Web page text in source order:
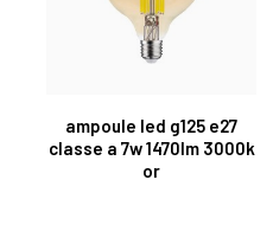
ampoule led g125 e27
classe a 7w 1470lm 3000k
or